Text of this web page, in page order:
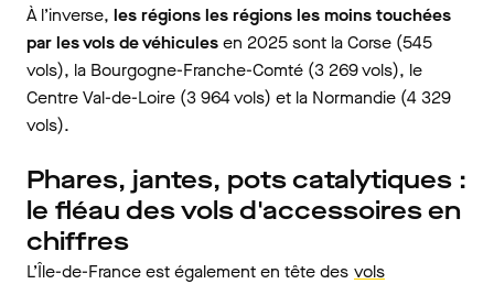
À l’inverse, les régions les régions les moins touchées
par les vols de véhiculesen 2025 sont la Corse (545
vols), la Bourgogne-Franche-Comté (3 269 vols), le
Centre Val-de-Loire (3 964 vols) et la Normandie (4 329
vols).
Phares, jantes, pots catalytiques :
le fléau des vols d'accessoires en
chiffres
L’Île-de-France est également en tête des vols